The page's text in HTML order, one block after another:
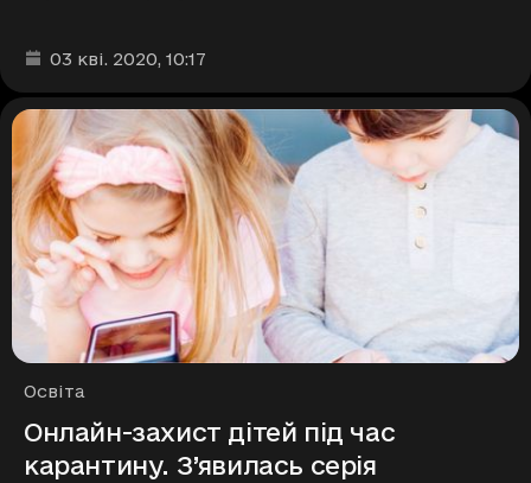
Дата та час публікації
03 кві. 2020, 10:17
Рубрики
Освіта
Онлайн-захист дітей під час
карантину. З’явилась серія